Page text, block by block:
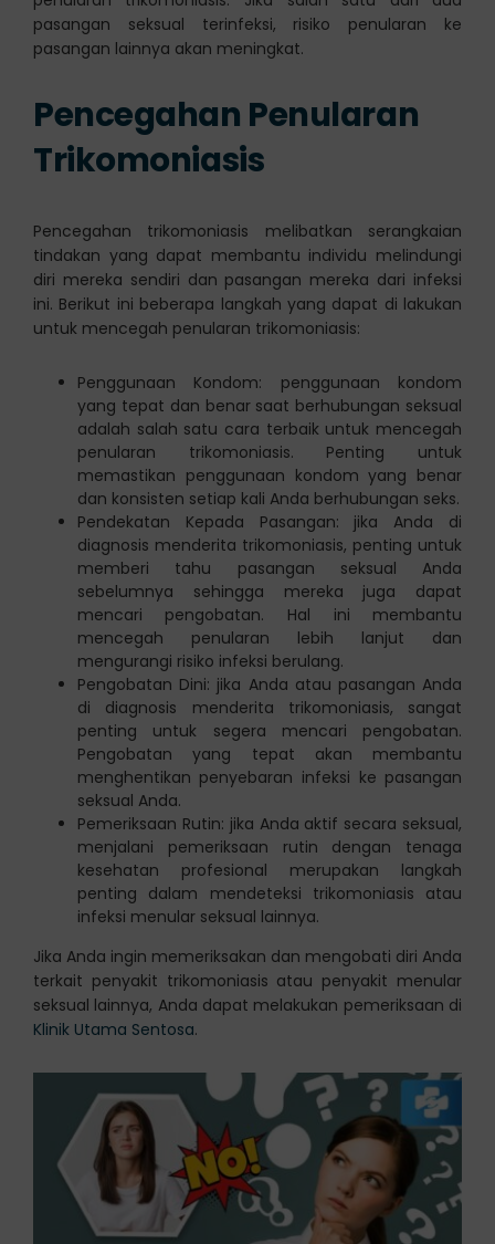
pasangan seksual terinfeksi, risiko penularan ke
pasangan lainnya akan meningkat.
Pencegahan Penularan
Trikomoniasis
Pencegahan trikomoniasis melibatkan serangkaian
tindakan yang dapat membantu individu melindungi
diri mereka sendiri dan pasangan mereka dari infeksi
ini. Berikut ini beberapa langkah yang dapat di lakukan
untuk mencegah penularan trikomoniasis:
Penggunaan Kondom: penggunaan kondom
yang tepat dan benar saat berhubungan seksual
adalah salah satu cara terbaik untuk mencegah
penularan trikomoniasis. Penting untuk
memastikan penggunaan kondom yang benar
dan konsisten setiap kali Anda berhubungan seks.
Pendekatan Kepada Pasangan: jika Anda di
diagnosis menderita trikomoniasis, penting untuk
memberi tahu pasangan seksual Anda
sebelumnya sehingga mereka juga dapat
mencari pengobatan. Hal ini membantu
mencegah penularan lebih lanjut dan
mengurangi risiko infeksi berulang.
Pengobatan Dini: jika Anda atau pasangan Anda
di diagnosis menderita trikomoniasis, sangat
penting untuk segera mencari pengobatan.
Pengobatan yang tepat akan membantu
menghentikan penyebaran infeksi ke pasangan
seksual Anda.
Pemeriksaan Rutin: jika Anda aktif secara seksual,
menjalani pemeriksaan rutin dengan tenaga
kesehatan profesional merupakan langkah
penting dalam mendeteksi trikomoniasis atau
infeksi menular seksual lainnya.
Jika Anda ingin memeriksakan dan mengobati diri Anda
terkait penyakit trikomoniasis atau penyakit menular
seksual lainnya, Anda dapat melakukan pemeriksaan di
Klinik Utama Sentosa.